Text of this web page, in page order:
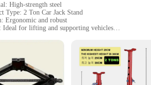
High-strength steel
Type: 2 Ton Car Jack Stand
Ergonomic and robust
Ideal for lifting and supporting vehicles
Includes all necessary parts for assembly
Stand 2 Ton|Wholesale|Vendors|
Construction and Ergonomic Design**